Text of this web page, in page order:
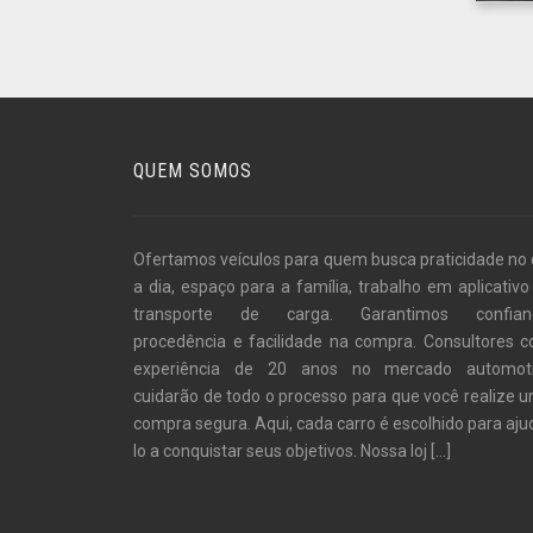
QUEM SOMOS
Ofertamos veículos para quem busca praticidade no
a dia, espaço para a família, trabalho em aplicativo
transporte de carga. Garantimos
procedência e facilidade na compra. Consultores
experiência de 20 anos no mercado
cuidarão de todo o processo para que você realize
compra segura. Aqui, cada carro é escolhido para
lo a conquistar seus objetivos. Nossa loj